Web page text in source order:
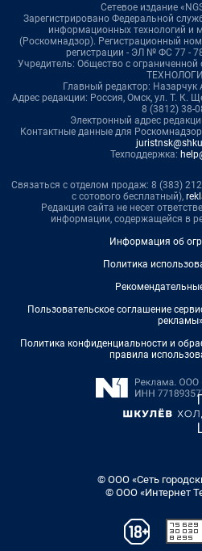
Сетевое издание
Зарегистрировано Федеральной
информационных технологий и
(Роскомнадзор). Регистрационный
регистрации - ЭЛ № ФС 77 -
Учредитель: Общество с
Главный редактор: Назарчук
Адрес редакции: Россия, Омск, ул. Т. К.
8 (3812) 38-
Электронный адрес
Контактные данные для
Техподдержка:
Связаться с отделом продаж: 8 (383)
с сотового бесплатный),
Редакция сайта не несет
информации, содержащейся в
Информация об
Политика
Пользовательское соглашение
рекламы»
Политика конфиденциальности и
правила
© ООО «Сеть
© ООО «Интернет